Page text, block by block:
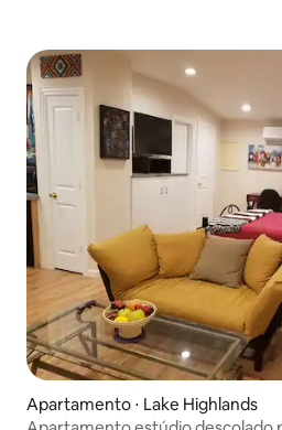
Apartamento ⋅ Lake Highlands